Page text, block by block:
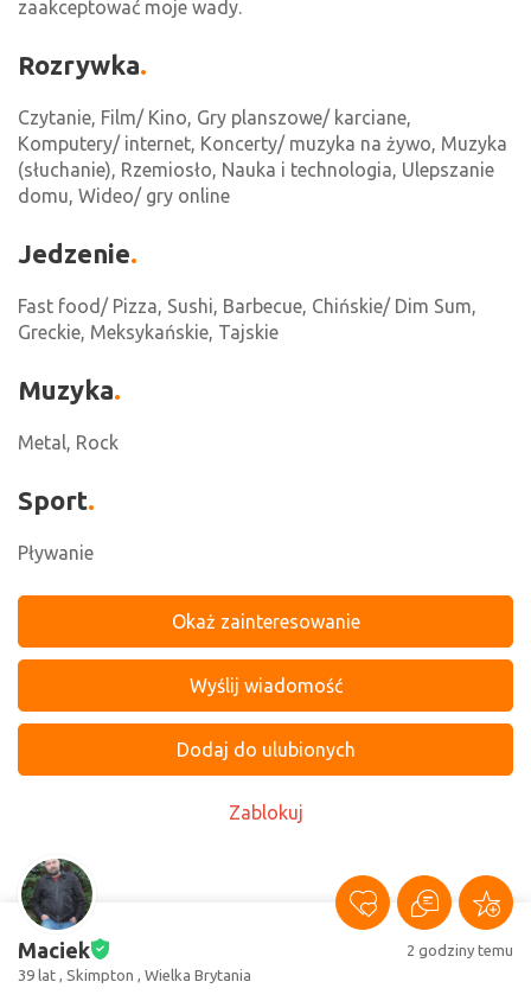
Maciek
39 lat , Skimpton , Wielka Brytania
2 godziny temu
zaakceptować moje wady.
Rozrywka
Czytanie, Film/ Kino, Gry planszowe/ karciane,
Komputery/ internet, Koncerty/ muzyka na żywo, Muzyka
(słuchanie), Rzemiosło, Nauka i technologia, Ulepszanie
domu, Wideo/ gry online
Jedzenie
Fast food/ Pizza, Sushi, Barbecue, Chińskie/ Dim Sum,
Greckie, Meksykańskie, Tajskie
Muzyka
Metal, Rock
Sport
Pływanie
Okaż zainteresowanie
Wyślij wiadomość
Dodaj do ulubionych
Zablokuj